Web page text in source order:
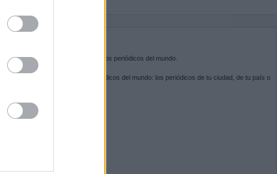
Kiosko.netes la puerta de entrada a los periódicos del mundo.
Navega por las portadas de los periódicos del mundo: los periódicos de tu ciudad, de tu país o
SÍGUENOS